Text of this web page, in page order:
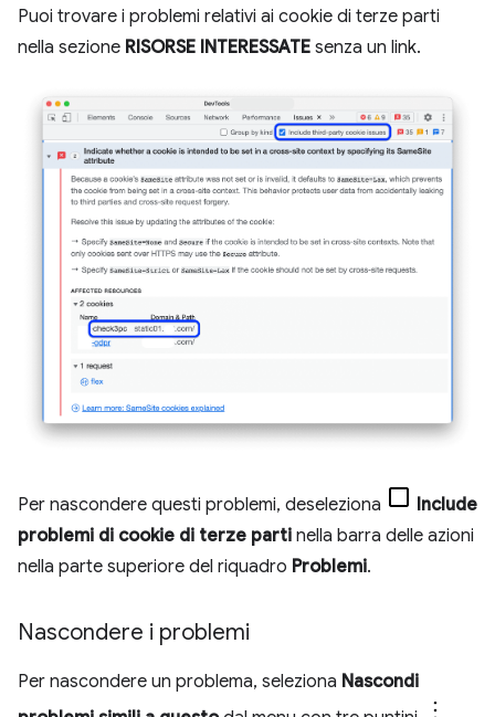
Puoi trovare i problemi relativi ai cookie di terze parti
nella sezione RISORSE INTERESSATE senza un link.
Per nascondere questi problemi, deseleziona
Include
problemi di cookie di terze parti nella barra delle azioni
nella parte superiore del riquadro Problemi.
Nascondere i problemi
Per nascondere un problema, seleziona Nascondi